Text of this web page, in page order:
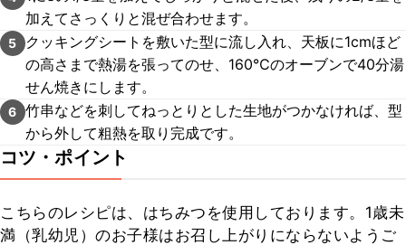
加えてさっくりと混ぜ合わせます。
5
クッキングシートを敷いた型に流し入れ、天板に1cmほど
の高さまで熱湯を張ってのせ、160℃のオーブンで40分湯
せん焼きにします。
6 竹串などを刺してねっとりとした生地がつかなければ、型
から外して粗熱を取り完成です。
コツ・ポイント
こちらのレシピは、はちみつを使用しております。1歳未
満（乳幼児）のお子様はお召し上がりにならないようご